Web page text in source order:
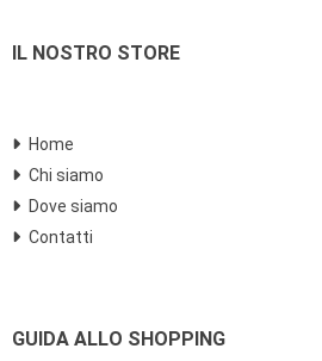
IL NOSTRO STORE
Home
Chi siamo
Dove siamo
Contatti
GUIDA ALLO SHOPPING